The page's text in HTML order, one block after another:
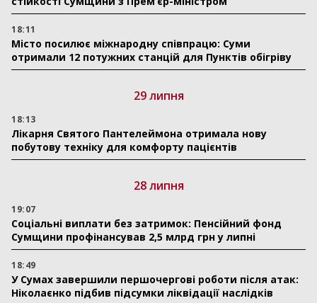
18:11
Місто посилює міжнародну співпрацю: Суми
отримали 12 потужних станцій для Пунктів обігріву
29 липня
18:13
Лікарня Святого Пантелеймона отримала нову
побутову техніку для комфорту пацієнтів
28 липня
19:07
Соціальні виплати без затримок: Пенсійний фонд
Сумщини профінансував 2,5 млрд грн у липні
18:49
У Сумах завершили першочергові роботи після атак:
Ніколаєнко підбив підсумки ліквідації наслідків